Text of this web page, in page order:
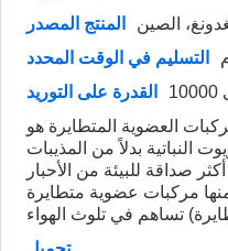
المنتج المصدر
الصين
التسليم في الوقت المحدد
القدرة على التوريد
العضوية المتطايرة هو
النباتية بدلاً من المذيبات
صداقة للبيئة من الأحبار
منها مركبات عضوية متطايرة